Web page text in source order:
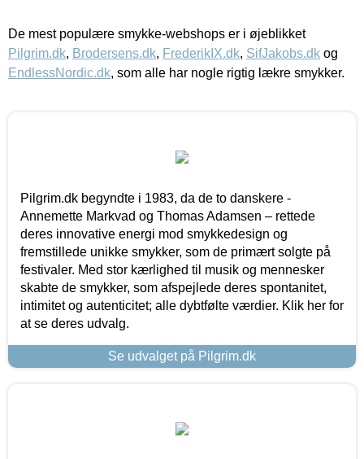
De mest populære smykke-webshops er i øjeblikket
Pilgrim.dk, Brodersens.dk, FrederikIX.dk, SifJakobs.dk og
EndlessNordic.dk, som alle har nogle rigtig lækre smykker.
Pilgrim.dk begyndte i 1983, da de to danskere -
Annemette Markvad og Thomas Adamsen – rettede
deres innovative energi mod smykkedesign og
fremstillede unikke smykker, som de primært solgte på
festivaler. Med stor kærlighed til musik og mennesker
skabte de smykker, som afspejlede deres spontanitet,
intimitet og autenticitet; alle dybtfølte værdier. Klik her for
at se deres udvalg.
Se udvalget på Pilgrim.dk